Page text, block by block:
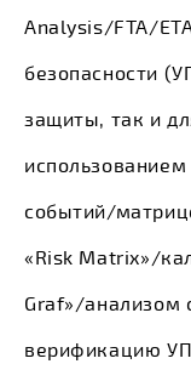
Analysis/FTA/
безопасности
защиты, так и
событий/
«Risk Matrix»/
Graf»/анализом
верификацию